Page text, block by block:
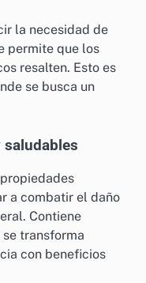
la necesidad de
permite que los
resalten. Esto es
se busca un
saludables
a combatir el daño
Contiene
transforma
con beneficios